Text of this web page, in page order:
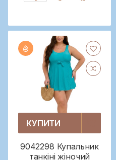
КУПИТИ
9042298 Купальник
танкіні жіночий